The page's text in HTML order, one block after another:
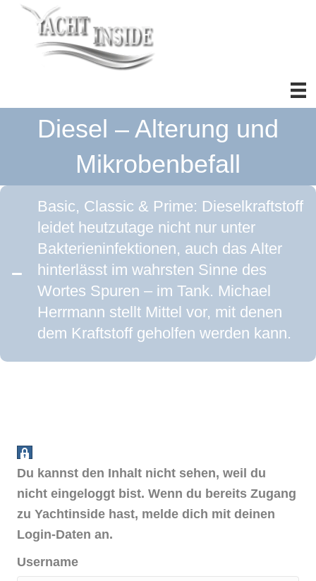
Diesel – Alterung und
Mikrobenbefall
Basic, Classic & Prime: Dieselkraftstoff
leidet heutzutage nicht nur unter
Bakterieninfektionen, auch das Alter
hinterlässt im wahrsten Sinne des
Wortes Spuren – im Tank. Michael
Herrmann stellt Mittel vor, mit denen
dem Kraftstoff geholfen werden kann.
Du kannst den Inhalt nicht sehen, weil du
nicht eingeloggt bist. Wenn du bereits Zugang
zu Yachtinside hast, melde dich mit deinen
Login-Daten an.
Username